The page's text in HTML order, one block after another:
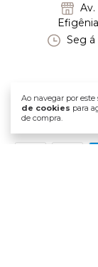
Ao navegar por este
de cookies para
de compra.
Seg á